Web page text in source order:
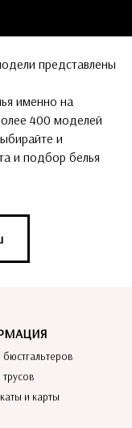
представлены
именно на
400 моделей
и
и подбор белья
и карты